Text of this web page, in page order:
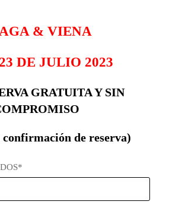
& VIENA
DE JULIO 2023
GRATUITA Y SIN
de reserva)